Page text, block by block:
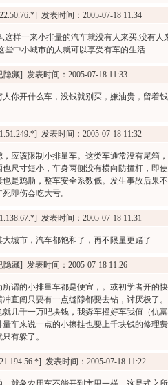
发表时间：2005-07-18 11:34
这样一来小排量的汽车就没有人来买,没有人
些中小城市的人就可以享受有车的生活.
隐藏] 发表时间：2005-07-18 11:33
你开什么车，没钱就别买，嫌油贵，留着
发表时间：2005-07-18 11:32
，应该限制小排量车。这类车通常没有尾箱
尺寸短小，车身两侧没有横向防撞杆，即
也是鸡肋，整车安全系数低。发生事故后果
即伤会吃大亏。
发表时间：2005-07-18 11:31
城市，汽车都饱和了，再不限量更赌了
隐藏] 发表时间：2005-07-18 11:26
谓的小排量车都是便宜，。或初学者开的
直闯只要有一点缝隙都要去钻，讨厌极了
几千一万吧块钱，我孬车撞好车我值（仇
车来说一点的小擦挂也要上千块钱的修理
有躲了。
发表时间：2005-07-18 11:22